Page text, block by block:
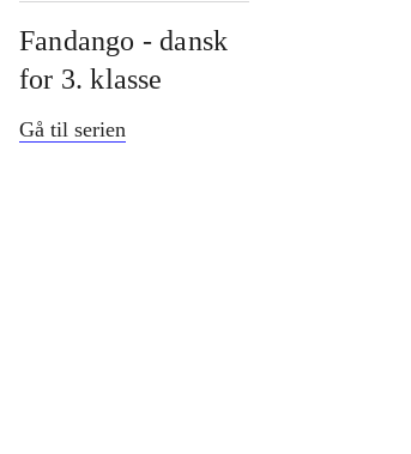
Fandango - dansk
for 3. klasse
Gå til serien